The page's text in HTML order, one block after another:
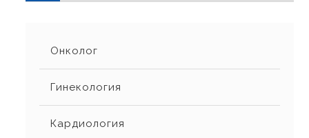
Онколог
Гинекология
Кардиология